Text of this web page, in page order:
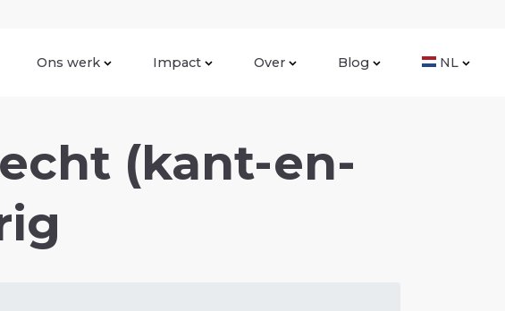
Ons werk Impact Over Blog NL
(kant-en-